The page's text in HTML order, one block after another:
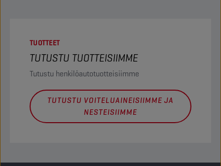
TUOTTEET
TUTUSTU TUOTTEISIIMME
Tutustu henkilöautotuotteisiimme
TUTUSTU VOITELUAINEISIIMME JA
NESTEISIIMME